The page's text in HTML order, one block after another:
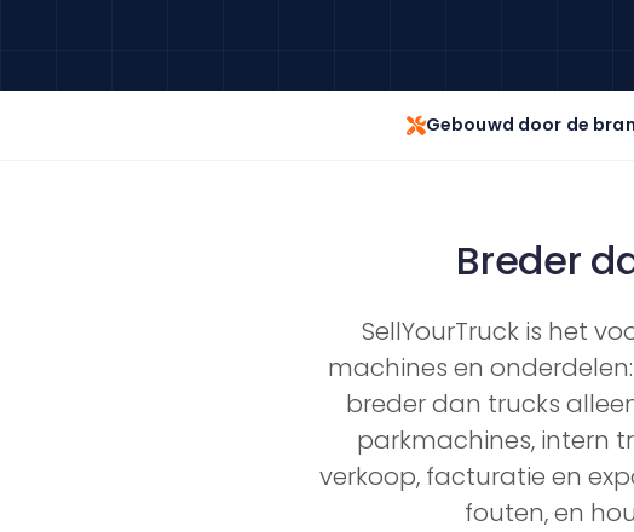
Gebouwd door de
Breder
SellYourTruck is het
machines en
breder dan trucks
parkmachines, intern
verkoop, facturatie en
fouten, en